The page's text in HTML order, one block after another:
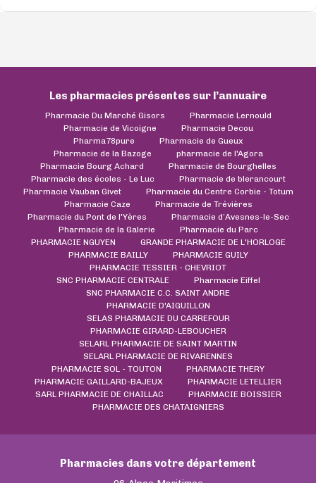
Les pharmacies présentes sur l’annuaire
Pharmacie Du Marché Gisors
Pharmacie Lernould
Pharmacie de Vicoigne
Pharmacie Decou
Pharma78pure
Pharmacie de Gueux
Pharmacie de la Bazoge
pharmacie de l'Agora
Pharmacie Bourg Achard
Pharmacie de Bourghelles
Pharmacie des écoles - Le Luc
Pharmacie de blerancourt
Pharmacie Vauban Givet
Pharmacie du Centre Corbie - Totum
Pharmacie Caze
Pharmacie de Trévières
Pharmacie du Pont de l'Yères
Pharmacie d’Avesnes-le-Sec
Pharmacie de la Galerie
Pharmacie du Parc
PHARMACIE NGUYEN
GRANDE PHARMACIE DE L'HORLOGE
PHARMACIE BAILLY
PHARMACIE GUILY
PHARMACIE TESSIER - CHEVRIOT
SNC PHARMACIE CENTRALE
Pharmacie Eiffel
SNC PHARMACIE C.C. SAINT ANDRE
PHARMACIE D'AIGUILLON
SELAS PHARMACIE DU CARREFOUR
PHARMACIE GIRARD-LEBOUCHER
SELARL PHARMACIE DE SAINT MARTIN
SELARL PHARMACIE DE RIVARENNES
PHARMACIE SOL - TOUTON
PHARMACIE THERY
PHARMACIE GAILLARD-BAJEUX
PHARMACIE LETELLIER
SARL PHARMACIE DE CHAILLAC
PHARMACIE BOISSIER
PHARMACIE DES CHATAIGNIERS
Pharmacies dans votre département